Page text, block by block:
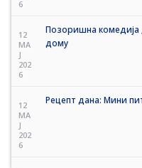
6
12
MA
J
202
6
Позоришна комедија
дому
12
MA
J
202
6
Рецепт дана: Мини